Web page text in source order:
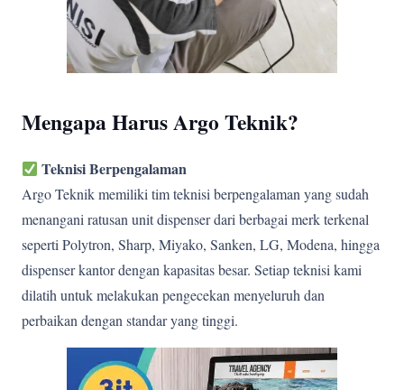
Mengapa Harus Argo Teknik?
Teknisi Berpengalaman
Argo Teknik memiliki tim teknisi berpengalaman yang sudah
menangani ratusan unit dispenser dari berbagai merk terkenal
seperti Polytron, Sharp, Miyako, Sanken, LG, Modena, hingga
dispenser kantor dengan kapasitas besar. Setiap teknisi kami
dilatih untuk melakukan pengecekan menyeluruh dan
perbaikan dengan standar yang tinggi.